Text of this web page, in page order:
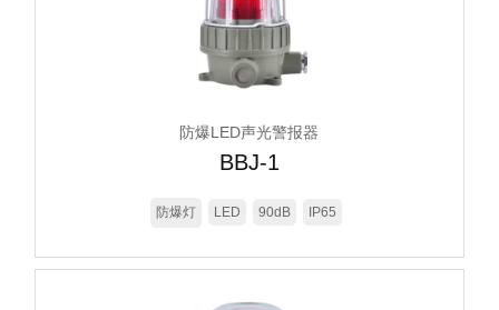
防爆LED声光警报器
BBJ-1
防爆灯 LED 90dB IP65